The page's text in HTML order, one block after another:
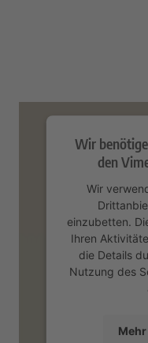
Wir
den
Wir
einzubetten.
Ihren
die Details
Nutzung des